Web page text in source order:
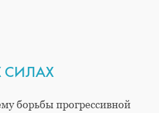
СИЛАХ
борьбы прогрессивной